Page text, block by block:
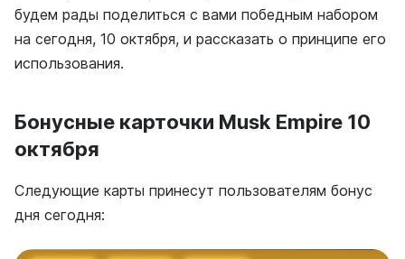
будем рады поделиться с вами победным набором
на сегодня, 10 октября, и рассказать о принципе его
использования.
Бонусные карточки Musk Empire 10
октября
Следующие карты принесут пользователям бонус
дня сегодня: